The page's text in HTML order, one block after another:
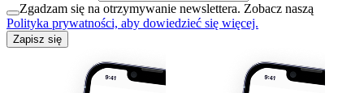
Zgadzam się na otrzymywanie newslettera. Zobacz naszą
Polityka prywatności, aby dowiedzieć się więcej.
Zapisz się